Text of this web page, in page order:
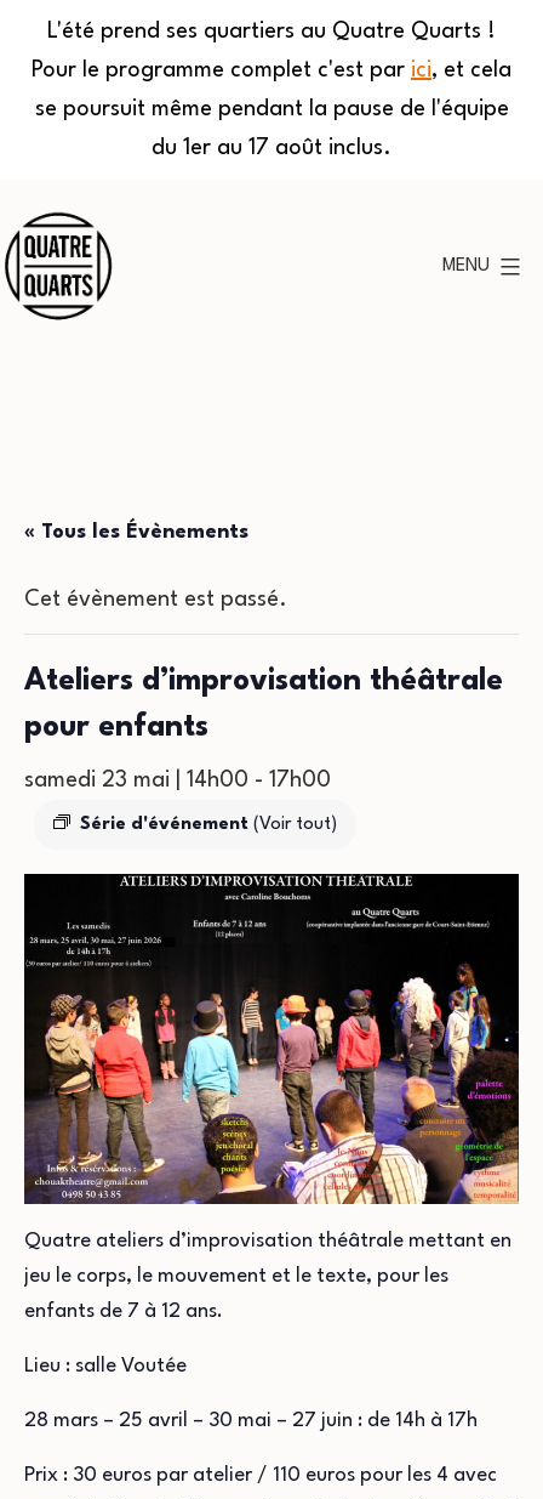
L'été prend ses quartiers au Quatre Quarts !
Pour le programme complet c'est par ici, et cela
se poursuit même pendant la pause de l'équipe
du 1er au 17 août inclus.
au
contenu
MENU
« Tous les Évènements
Cet évènement est passé.
Ateliers d’improvisation théâtrale
pour enfants
samedi 23 mai | 14h00 - 17h00
Série d'événement (Voir tout)
Quatre ateliers d’improvisation théâtrale mettant en
jeu le corps, le mouvement et le texte, pour les
enfants de 7 à 12 ans.
Lieu : salle Voutée
28 mars – 25 avril – 30 mai – 27 juin : de 14h à 17h
Prix : 30 euros par atelier / 110 euros pour les 4 avec